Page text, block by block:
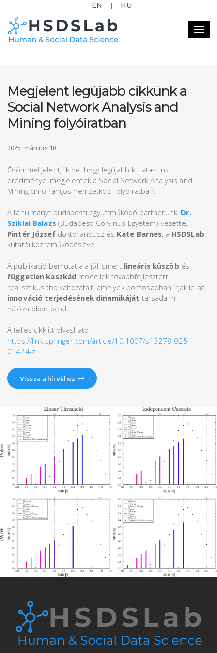
EN | HU
Megjelent legújabb cikkünk a
Social Network Analysis and
Mining folyóiratban
2025. március 18.
Örömmel jelentjük be, hogy legújabb kutatásunk
eredményei megjelentek a Social Network Analysis and
Mining című rangos nemzetközi folyóiratban.
A tanulmányt budapesti együttműködő partnerünk, Dr.
Sziklai Balázs (Budapesti Corvinus Egyetem) vezette,
Pintér Józsefdoktorandusz és Kate Barnes, a HSDSLab
kutatói közreműködésével.
A publikáció bemutatja a jól ismert lineáris küszöb és
független kaszkád modellek továbbfejlesztett,
realisztikusabb változatait, amelyek pontosabban írják le az
innováció terjedésének dinamikáját társadalmi
hálózatokon belül.
A teljes cikk itt olvasható:
https://link.springer.com/article/10.1007/s13278-025-
01424-z
Vissza a hírekhez